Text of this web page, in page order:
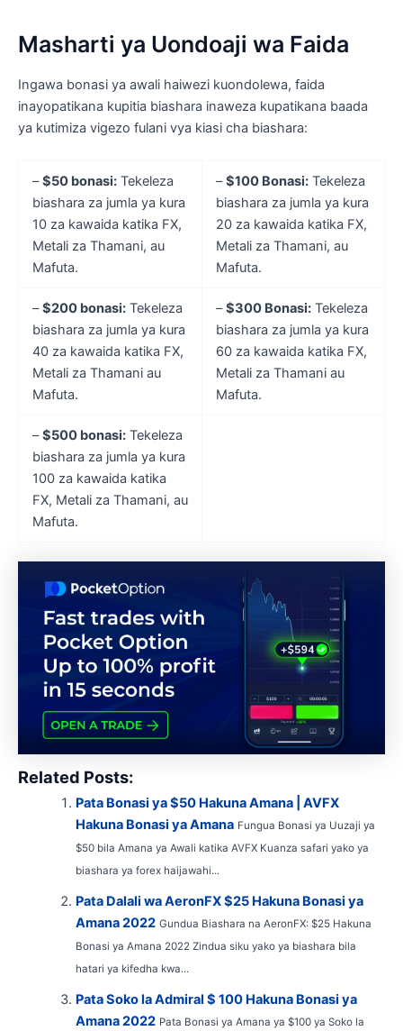
Masharti ya Uondoaji wa Faida
Ingawa bonasi ya awali haiwezi kuondolewa, faida
inayopatikana kupitia biashara inaweza kupatikana baada
ya kutimiza vigezo fulani vya kiasi cha biashara:
–$50 bonasi:Tekeleza
biashara za jumla ya kura
10 za kawaida katika FX,
Metali za Thamani, au
Mafuta.
–$100 Bonasi:Tekeleza
biashara za jumla ya kura
20 za kawaida katika FX,
Metali za Thamani, au
Mafuta.
–$200 bonasi:Tekeleza
biashara za jumla ya kura
40 za kawaida katika FX,
Metali za Thamani au
Mafuta.
–$300 Bonasi:Tekeleza
biashara za jumla ya kura
60 za kawaida katika FX,
Metali za Thamani au
Mafuta.
–$500 bonasi:Tekeleza
biashara za jumla ya kura
100 za kawaida katika
FX, Metali za Thamani, au
Mafuta.
Related Posts:
Pata Bonasi ya $50 Hakuna Amana | AVFX
Hakuna Bonasi ya Amana Fungua Bonasi ya Uuzaji ya
$50 bila Amana ya Awali katika AVFX Kuanza safari yako ya
biashara ya forex haijawahi...
Pata Dalali wa AeronFX $25 Hakuna Bonasi ya
Amana 2022 Gundua Biashara na AeronFX: $25 Hakuna
Bonasi ya Amana 2022 Zindua siku yako ya biashara bila
hatari ya kifedha kwa...
Pata Soko la Admiral $ 100 Hakuna Bonasi ya
Amana 2022 Pata Bonasi ya Amana ya $100 ya Soko la